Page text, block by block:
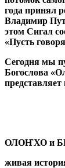
года принял
Владимир
этом Сигал
«Пусть
Сегодня мы
Богослова
представляет
ОЛОҤХО и
живая